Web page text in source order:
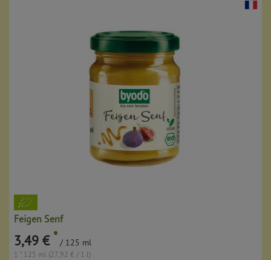
Feigen Senf
3,49 € * / 125 ml
1 * 125 ml (27,92 € / 1 l)